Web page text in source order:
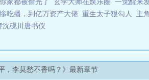
家都被偷光了 玄学大师在娱乐圈 一觉醒来
吃播，到亿万资产大佬 重生太子狠勾人 主
沈砚川唐书仪
，李莫愁不香吗？》最新章节